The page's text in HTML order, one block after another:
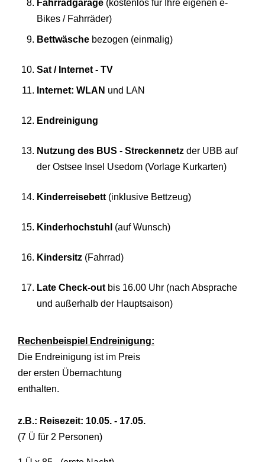
Fahrradgarage (kostenlos für Ihre eigenen e-
Bikes / Fahrräder)
Bettwäsche bezogen (einmalig)
Sat / Internet - TV
Internet: WLAN und LAN
Endreinigung
Nutzung des BUS - Streckennetz der UBB auf
der Ostsee Insel Usedom (Vorlage Kurkarten)
Kinderreisebett (inklusive Bettzeug)
Kinderhochstuhl (auf Wunsch)
Kindersitz (Fahrrad)
Late Check-out bis 16.00 Uhr (nach Absprache
und außerhalb der Hauptsaison)
Rechenbeispiel Endreinigung:
Die Endreinigung ist im Preis
der ersten Übernachtung
enthalten.
z.B.: Reisezeit: 10.05. - 17.05.
(7 Ü für 2 Personen)